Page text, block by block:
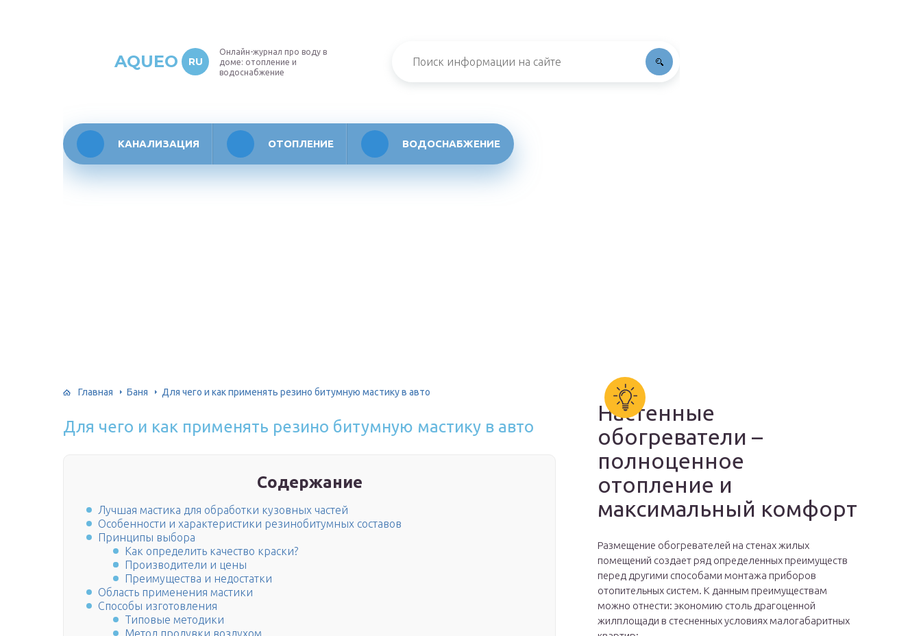
AQUEO RU
Онлайн-журнал про воду в
доме: отопление и
водоснабжение
КАНАЛИЗАЦИЯ ОТОПЛЕНИЕ ВОДОСНАБЖЕНИЕ
Главная Баня Для чего и как применять резино битумную мастику в авто
Для чего и как применять резино битумную мастику в авто
Содержание
Лучшая мастика для обработки кузовных частей
Особенности и характеристики резинобитумных составов
Принципы выбора
Как определить качество краски?
Производители и цены
Преимущества и недостатки
Область применения мастики
Способы изготовления
Типовые методики
Метод продувки воздухом
Настенные
обогреватели –
полноценное
отопление и
максимальный комфорт
Размещение обогревателей на стенах жилых
помещений создает ряд определенных преимуществ
перед другими способами монтажа приборов
отопительных систем. К данным преимуществам
можно отнести: экономию столь драгоценной
жилплощади в стесненных условиях малогабаритных